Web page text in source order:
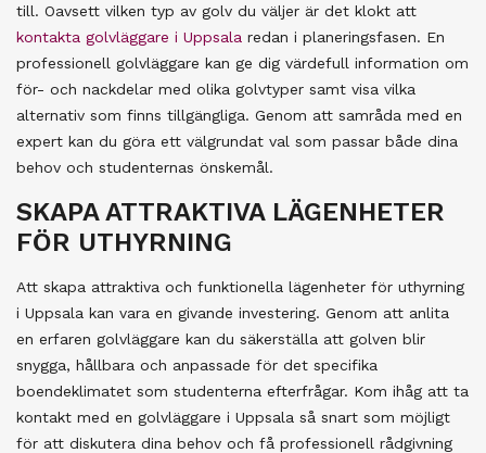
till. Oavsett vilken typ av golv du väljer är det klokt att
kontakta golvläggare i Uppsala redan i planeringsfasen. En
professionell golvläggare kan ge dig värdefull information om
för- och nackdelar med olika golvtyper samt visa vilka
alternativ som finns tillgängliga. Genom att samråda med en
expert kan du göra ett välgrundat val som passar både dina
behov och studenternas önskemål.
SKAPA ATTRAKTIVA LÄGENHETER
FÖR UTHYRNING
Att skapa attraktiva och funktionella lägenheter för uthyrning
i Uppsala kan vara en givande investering. Genom att anlita
en erfaren golvläggare kan du säkerställa att golven blir
snygga, hållbara och anpassade för det specifika
boendeklimatet som studenterna efterfrågar. Kom ihåg att ta
kontakt med en golvläggare i Uppsala så snart som möjligt
för att diskutera dina behov och få professionell rådgivning